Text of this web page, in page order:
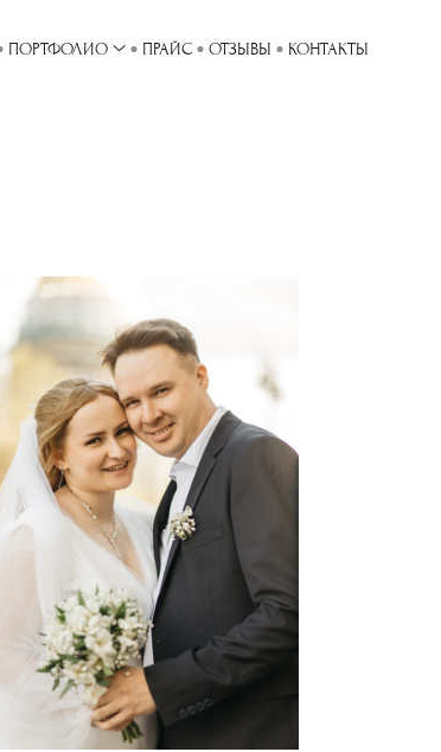
ПОРТФОЛИО ПРАЙС ОТЗЫВЫ КОНТАКТЫ